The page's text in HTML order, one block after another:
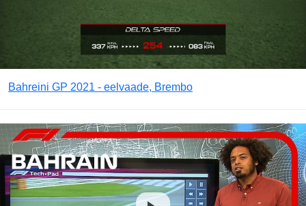
Bahreini GP 2021 - eelvaade, Brembo